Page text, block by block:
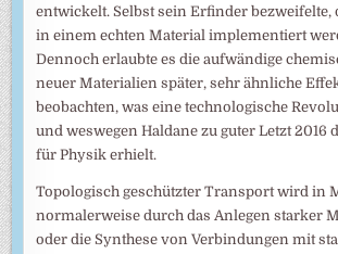
entwickelt. Selbst sein Erfinder bezweifelte,
in einem echten Material implementiert
Dennoch erlaubte es die aufwändige
neuer Materialien später, sehr ähnliche
beobachten, was eine technologische
und weswegen Haldane zu guter Letzt 2016
für Physik erhielt.
Topologisch geschützter Transport wird in
normalerweise durch das Anlegen starker
oder die Synthese von Verbindungen mit